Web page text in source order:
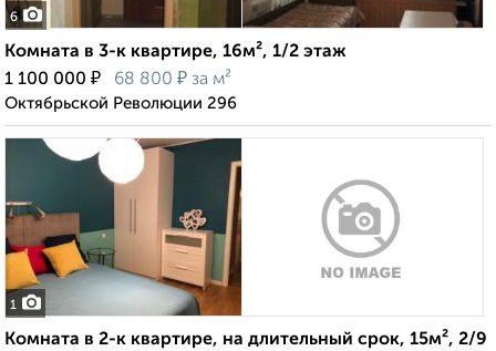
6
Комната в 3-к квартире, 16м², 1/2 этаж
1 100 000 ₽ 68 800 ₽ за м²
Октябрьской Революции 296
1
Комната в 2-к квартире, на длительный срок, 15м², 2/9